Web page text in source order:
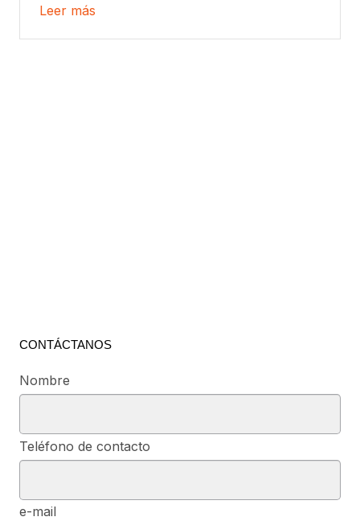
Leer más
CONTÁCTANOS
Nombre
Teléfono de contacto
e-mail